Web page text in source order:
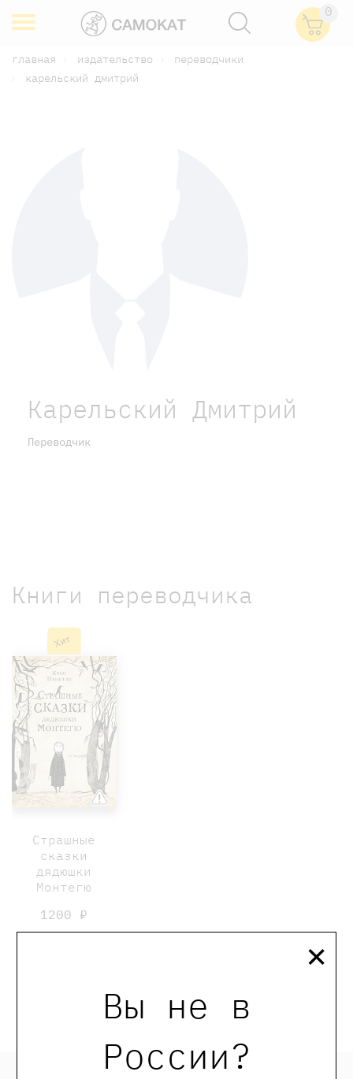
Вы не в
России?
×
0
главная издательство
переводчики
карельский дмитрий
Карельский Дмитрий
Переводчик
Книги переводчика
Хит
Страшные
сказки
дядюшки
Монтегю
1200 ₽